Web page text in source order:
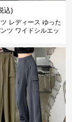
込)
レディース ゆった
ツ ワイドシルエッ